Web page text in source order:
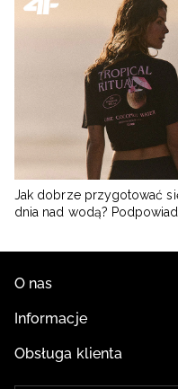
Jak dobrze przygotować
dnia nad wodą?
O nas
Informacje
Obsługa klienta